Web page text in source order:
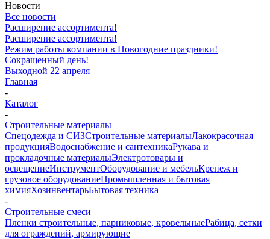
Новости
Все новости
Расширение ассортимента!
Расширение ассортимента!
Режим работы компании в Новогодние праздники!
Сокращенный день!
Выходной 22 апреля
Главная
-
Каталог
-
Строительные материалы
Спецодежда и СИЗСтроительные материалыЛакокрасочная
продукцияВодоснабжение и сантехникаРукава и
прокладочные материалыЭлектротовары и
освещениеИнструментОборудование и мебельКрепеж и
грузовое оборудованиеПромышленная и бытовая
химияХозинвентарьБытовая техника
-
Строительные смеси
Пленки строительные, парниковые, кровельныеРабица, сетки
для ограждений, армирующие